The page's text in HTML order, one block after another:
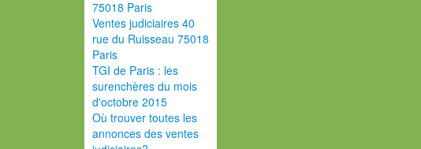
75018 Paris
Ventes judiciaires 40
rue du Ruisseau 75018
Paris
TGI de Paris : les
surenchères du mois
d'octobre 2015
Où trouver toutes les
annonces des ventes